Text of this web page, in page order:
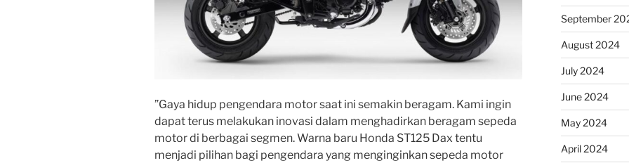
”Gaya hidup pengendara motor saat ini semakin beragam. Kami ingin
dapat terus melakukan inovasi dalam menghadirkan beragam sepeda
motor di berbagai segmen. Warna baru Honda ST125 Dax tentu
menjadi pilihan bagi pengendara yang menginginkan sepeda motor
September
August 2024
July 2024
June 2024
May 2024
April 2024